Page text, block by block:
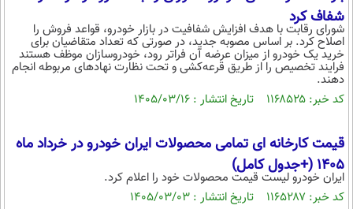
سیاست
سرگرمی
حوادث
سلامت
داستان کوتاه
پیامک
دانلود
شفاف کرد
شورای رقابت با هدف افزایش شفافیت در بازار خودرو، قواعد فروش را
اصلاح کرد. بر اساس مصوبه جدید، در صورتی که تعداد متقاضیان برای
خرید یک خودرو از میزان عرضه آن فراتر رود، خودروسازان موظف هستند
فرایند تخصیص را از طریق قرعه‌کشی و تحت نظارت نهادهای مربوطه انجام
دهند.
کد خبر: ۱۱۶۸۵۲۵ تاریخ انتشار : ۱۴۰۵/۰۳/۱۶
قیمت کارخانه ای تمامی محصولات ایران خودرو در خرداد ماه
1405 (+جدول کامل)
ایران خودرو لیست قیمت محصولات خود را اعلام کرد.
کد خبر: ۱۱۶۵۲۸۷ تاریخ انتشار : ۱۴۰۵/۰۳/۰۳